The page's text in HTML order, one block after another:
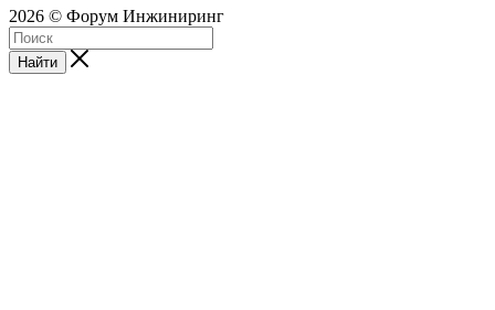
2026 © Форум Инжиниринг
Найти